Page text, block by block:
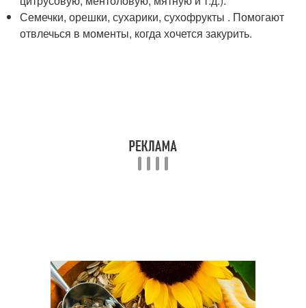
Семечки, орешки, сухарики, сухофрукты . Помогают
отвлечься в моменты, когда хочется закурить.